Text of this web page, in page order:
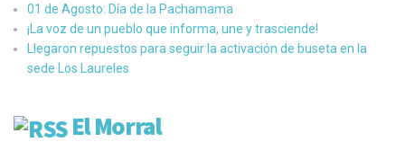
01 de Agosto: Día de la Pachamama
¡La voz de un pueblo que informa, une y trasciende!
Llegaron repuestos para seguir la activación de buseta en la
sede Los Laureles
El Morral